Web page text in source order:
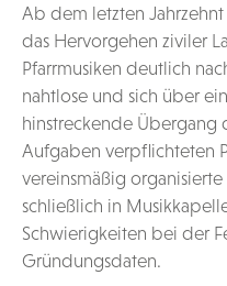
Ab dem letzten Jahrzehnt
das Hervorgehen ziviler
Pfarrmusiken deutlich
nahtlose und sich über
hinstreckende Übergang
Aufgaben verpflichteten
vereinsmäßig organisierte
schließlich in
Schwierigkeiten bei der
Gründungsdaten.